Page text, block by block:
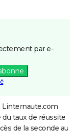
par e-
Linternaute.com
taux de réussite
de la seconde au